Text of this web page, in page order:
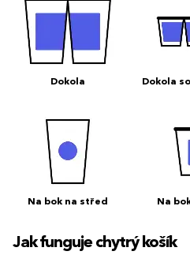
Dokola Dokola
Na bok na střed Na
Jak funguje chytrý košík